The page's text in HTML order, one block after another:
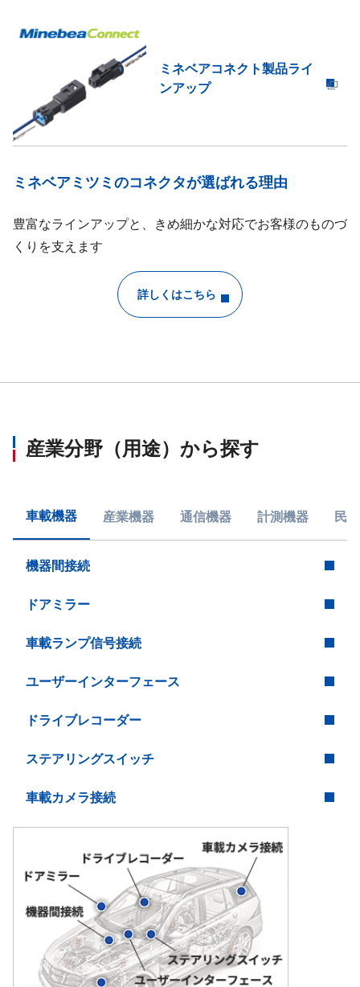
ミネベアコネクト製品ライ
ンアップ
ミネベアミツミのコネクタが選ばれる理由
豊富なラインアップと、きめ細かな対応でお客様のものづ
くりを支えます
詳しくはこちら
産業分野（用途）から探す
車載機器 産業機器 通信機器 計測機器 民
機器間接続
ドアミラー
車載ランプ信号接続
ユーザーインターフェース
ドライブレコーダー
ステアリングスイッチ
車載カメラ接続